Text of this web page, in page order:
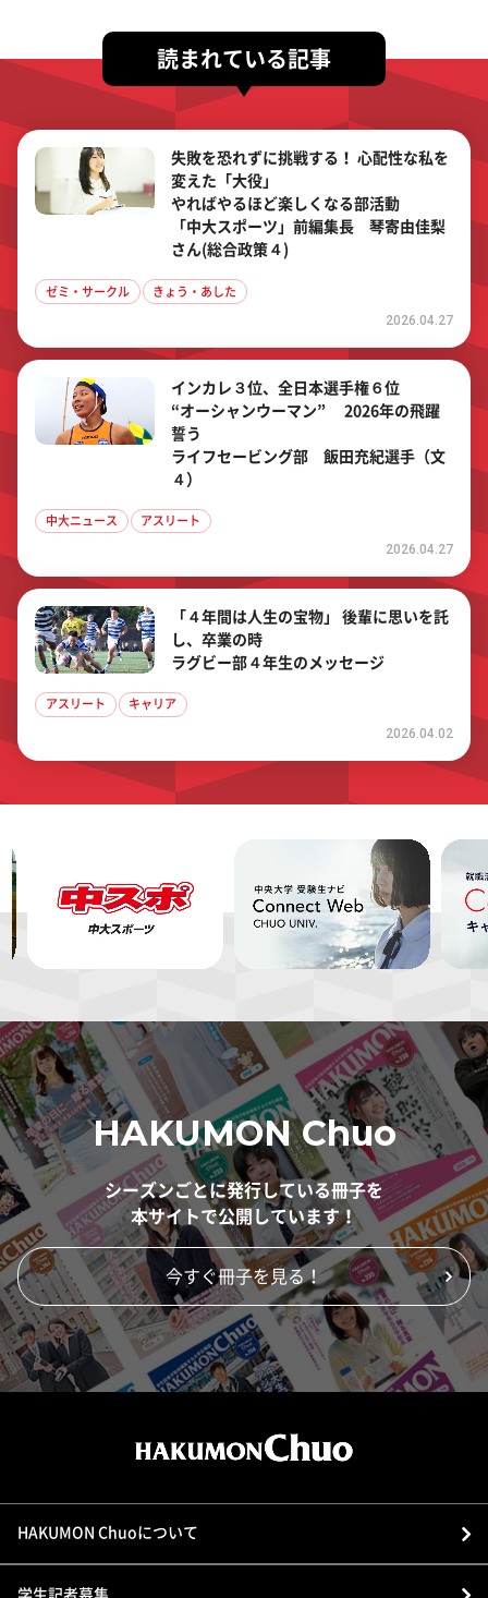
読まれている記事
失敗を恐れずに挑戦する！ 心配性な私を
変えた「大役」
やればやるほど楽しくなる部活動
「中大スポーツ」前編集長 琴寄由佳梨
さん(総合政策４)
ゼミ・サークル きょう・あした
2026.04.27
インカレ３位、全日本選手権６位
“オーシャンウーマン” 2026年の飛躍
誓う
ライフセービング部 飯田充紀選手（文
４）
中大ニュース アスリート
2026.04.27
「４年間は人生の宝物」 後輩に思いを託
し、卒業の時
ラグビー部４年生のメッセージ
アスリート キャリア
2026.04.02
HAKUMON Chuo
シーズンごとに発行している冊子を
本サイトで公開しています！
今すぐ冊子を見る！
HAKUMON Chuoについて
学生記者募集